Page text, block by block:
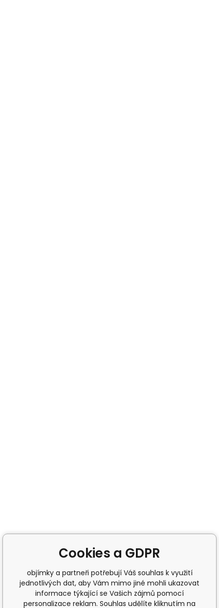
Cookies a GDPR
objímky a partneři potřebují Váš souhlas k využití
jednotlivých dat, aby Vám mimo jiné mohli ukazovat
informace týkající se Vašich zájmů pomocí
personalizace reklam. Souhlas udělíte kliknutím na